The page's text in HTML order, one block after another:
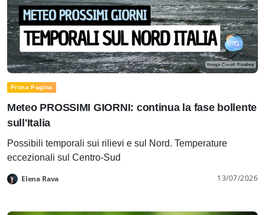
Prima Pagina
Meteo PROSSIMI GIORNI: continua la fase bollente
sull'Italia
Possibili temporali sui rilievi e sul Nord. Temperature
eccezionali sul Centro-Sud
Elena Rava 13/07/2026